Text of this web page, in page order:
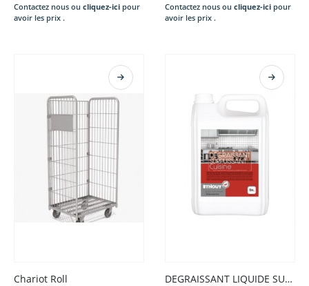
Contactez nous ou cliquez-ici pour
avoir les prix .
Contactez nous ou cliquez-ici pour
avoir les prix .
Chariot Roll DEGRAISSANT LIQUIDE SURPUISSANT 5L